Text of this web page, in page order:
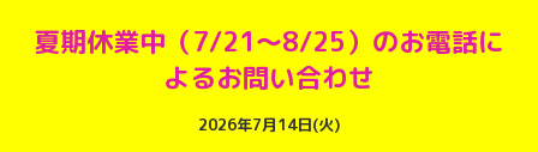
夏期休業中（7/21～8/25）のお電話に
よるお問い合わせ
2026年7月14日(火)